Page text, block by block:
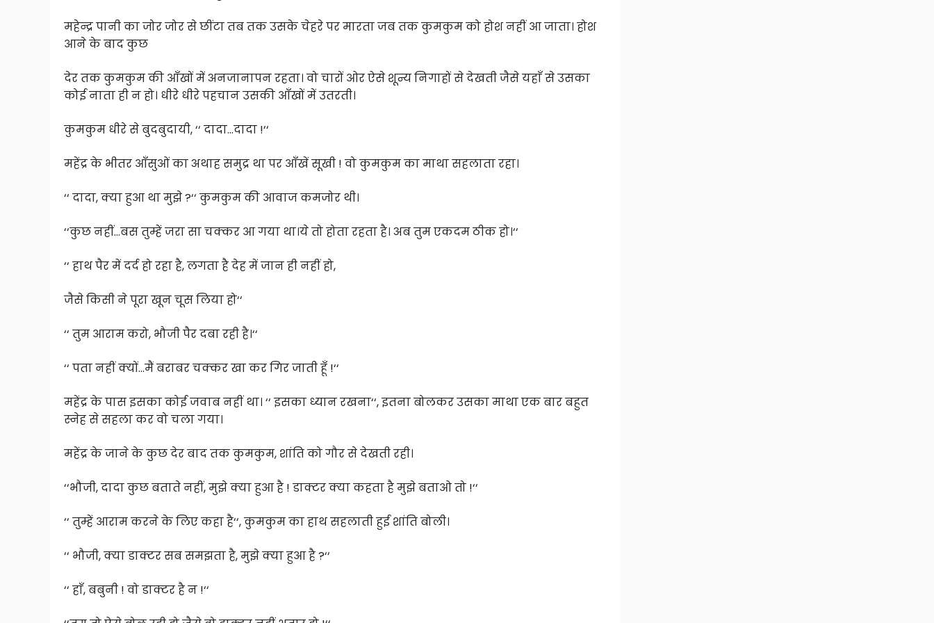
महेन्द्र पानी का जोर जोर से छींटा तब तक उसके चेहरे पर मारता जब तक कुमकुम को होश नहीं आ जाता। होश
आने के बाद कुछ
देर तक कुमकुम की आँखों में अनजानापन रहता। वो चारों ओर ऐसे शून्य निगाहों से देखती जैसे यहाँ से उसका
कोई नाता ही न हो। धीरे धीरे पहचान उसकी आँखों में उतरती।
कुमकुम धीरे से बुदबुदायी, ‘‘ दादा…दादा !‘‘
महेंद्र के भीतर आँसुओं का अथाह समुद्र था पर आँखें सूखी ! वो कुमकुम का माथा सहलाता रहा।
‘‘ दादा, क्या हुआ था मुझे ?‘‘ कुमकुम की आवाज कमजोर थी।
‘‘कुछ नहीं…बस तुम्हें जरा सा चक्कर आ गया था।ये तो होता रहता है। अब तुम एकदम ठीक हो।‘‘
‘‘ हाथ पैर में दर्द हो रहा है, लगता है देह में जान ही नहीं हो,
जैसे किसी ने पूरा खून चूस लिया हो‘‘
‘‘ तुम आराम करो, भौजी पैर दबा रही है।‘‘
‘‘ पता नहीं क्यों…मैं बराबर चक्कर खा कर गिर जाती हूँ !‘‘
महेंद्र के पास इसका कोई जवाब नहीं था। ‘‘ इसका ध्यान रखना‘‘, इतना बोलकर उसका माथा एक बार बहुत
स्नेह से सहला कर वो चला गया।
महेंद्र के जाने के कुछ देर बाद तक कुमकुम, शांति को गौर से देखती रही।
‘‘भौजी, दादा कुछ बताते नहीं, मुझे क्या हुआ है ! डाक्टर क्या कहता है मुझे बताओ तो !‘‘
‘‘ तुम्हें आराम करने के लिए कहा है‘‘, कुमकुम का हाथ सहलाती हुई शांति बोली।
‘‘ भौजी, क्या डाक्टर सब समझता है, मुझे क्या हुआ है ?‘‘
‘‘ हाँ, बबुनी ! वो डाक्टर है न !‘‘